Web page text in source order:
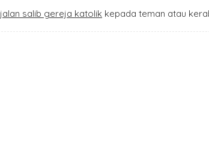
jalan salib gereja katolik kepada teman atau